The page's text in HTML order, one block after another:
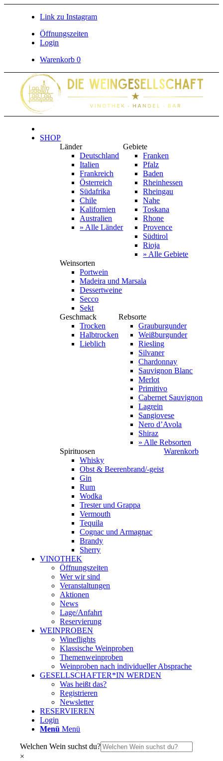
Link zu Instagram
Öffnungszeiten
Login
Warenkorb0
SHOP
Länder
Deutschland
Italien
Frankreich
Österreich
Südafrika
Chile
Kalifornien
Australien
» Alle Länder
Gebiete
Franken
Pfalz
Baden
Rheinhessen
Rheingau
Nahe
Toskana
Rhone
Provence
Südtirol
Rioja
» Alle Gebiete
Weinsorten
Portwein
Madeira und Marsala
Dessertweine
Secco
Sekt
Geschmack
Trocken
Halbtrocken
Lieblich
Rebsorte
Grauburgunder
Weißburgunder
Riesling
Silvaner
Chardonnay
Sauvignon Blanc
Merlot
Primitivo
Cabernet Sauvignon
Lagrein
Sangiovese
Nero d’Avola
Shiraz
» Alle Rebsorten
Spirituosen
Whisky
Obst & Beerenbrand/-geist
Gin
Rum
Wodka
Trester und Grappa
Vermouth
Tequila
Cognac und Armagnac
Brandy
Sherry
Warenkorb
VINOTHEK
Öffnungszeiten
Wer wir sind
Veranstaltungen
Aktionen
News
Lage/Anfahrt
Reservierung
WEINPROBEN
Wineflights
Klassische Weinproben
Themenweinproben
Weinproben nach individueller Absprache
GESELLSCHAFTER*IN WERDEN
Was heißt das?
Registrieren
Newsletter
RESERVIEREN
Login
Menü Menü
Welchen Wein suchst du?
×